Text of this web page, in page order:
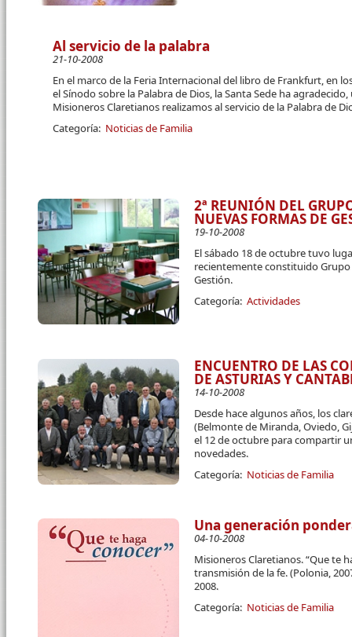
Al servicio de la palabra
21-10-2008
En el marco de la Feria Internacional del libro de Frankfurt, en
el Sínodo sobre la Palabra de Dios, la Santa Sede ha
Misioneros Claretianos realizamos al servicio de la Palabra de
Categoría: Noticias de Familia
2ª REUNIÓN DEL
NUEVAS FORMAS DE
19-10-2008
El sábado 18 de octubre tuvo
recientemente constituido
Gestión.
Categoría: Actividades
ENCUENTRO DE LAS
DE ASTURIAS Y
14-10-2008
Desde hace algunos años, los
(Belmonte de Miranda, Oviedo,
el 12 de octubre para compartir
novedades.
Categoría: Noticias de Familia
Una generación
04-10-2008
Misioneros Claretianos. “Que te
transmisión de la fe. (Polonia,
2008.
Categoría: Noticias de Familia